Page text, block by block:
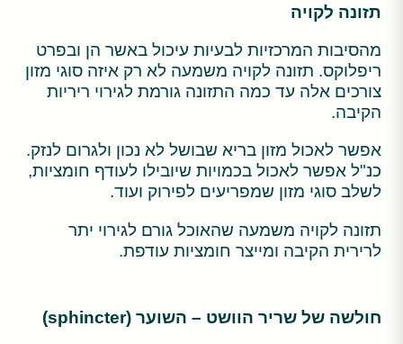
תזונה לקויה
מהסיבות המרכזיות לבעיות עיכול באשר הן ובפרט
ריפלוקס. תזונה לקויה משמעה לא רק איזה סוגי מזון
צורכים אלה עד כמה התזונה גורמת לגירוי ריריות
הקיבה.
אפשר לאכול מזון בריא שבושל לא נכון ולגרום לנזק.
כנ"ל אפשר לאכול בכמויות שיובילו לעודף חומציות,
לשלב סוגי מזון שמפריעים לפירוק ועוד.
תזונה לקויה משמעה שהאוכל גורם לגירוי יתר
לרירית הקיבה ומייצר חומציות עודפת.
חולשה של שריר הוושט – השוער (sphincter)